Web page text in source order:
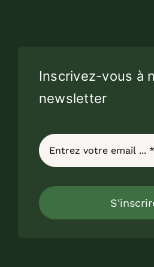
Inscrivez-vous à
newsletter